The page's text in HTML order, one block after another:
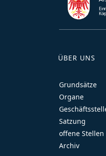
ÜBER UNS
Grundsätze
Organe
Satzung
offene Stellen
Archiv